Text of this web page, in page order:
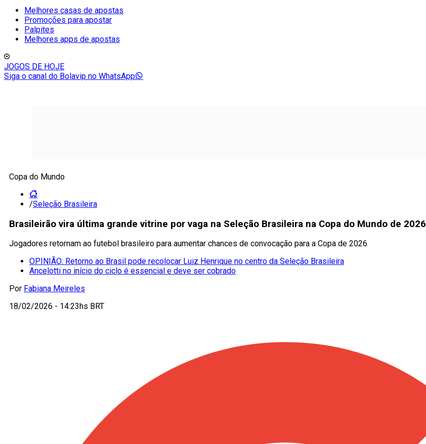
Melhores casas de apostas
Promoções para apostar
Palpites
Melhores apps de apostas
JOGOS DE HOJE
Siga o canal do Bolavip no WhatsApp
Copa do Mundo
/Seleção Brasileira
Brasileirão vira última grande vitrine por vaga na Seleção Brasileira na Copa do Mundo de 2026
Jogadores retornam ao futebol brasileiro para aumentar chances de convocação para a Copa de 2026
OPINIÃO: Retorno ao Brasil pode recolocar Luiz Henrique no centro da Seleção Brasileira
Ancelotti no início do ciclo é essencial e deve ser cobrado
Por Fabiana Meireles
18/02/2026 - 14:23hs BRT